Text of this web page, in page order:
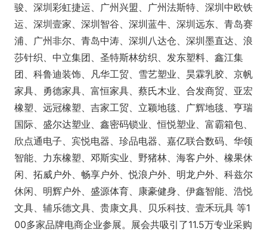
骏、深圳彩虹捷运、广州兴盟、广州法斯特、深圳中欧铁
运、深圳壹家、深圳智谷、深圳蓝牛、深圳远东、青岛赛
浦、广州非尔、青岛中涛、深圳八达仓、深圳墨直达、浪
莎针织、中立集团、圣特斯林纺织、发东塑料、鑫江集
团、科鲁迪装饰、凡华工贸、雪艺塑业、昊霖乳胶、京帆
家具、勇德家具、富恒家具、蔡氏木业、合发商贸、亚宏
橡塑、远冠橡塑、吉家工贸、立颖地毯、广辉地毯、亨瑞
国际、盛尔达塑业、鑫密码锁业、恒悦塑业、富霸箱包、
欣点通电子、宾悦电器、珍品电器、嘉亿联合数码、华领
智能、力东橡塑、邓斯实业、野猪林、海客户外、橡果休
闲、拓威户外、畅享户外、悦浪户外、明龙户外、科兹尔
休闲、明辉户外、盛源体育、康豪健身、伊鑫智能、浩悦
文具、辅乐德文具、贵康文具、贝乐科技、壹禾玩具 等1
00多家品牌电商企业参展。展会共吸引了11.5万专业采购